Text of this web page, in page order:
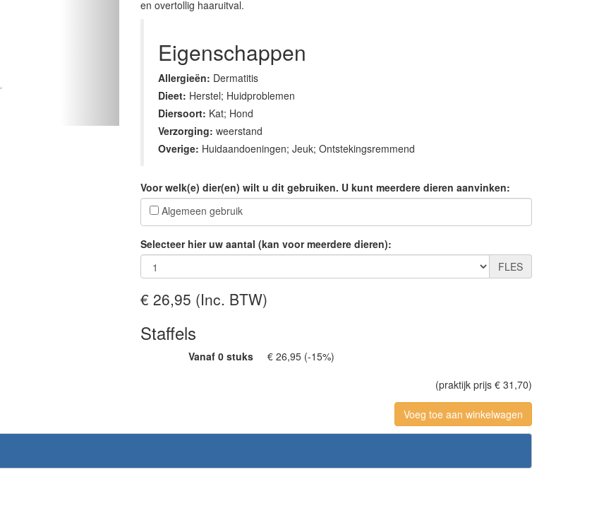
en overtollig haaruitval.
Eigenschappen
Allergieën: Dermatitis
Dieet: Herstel; Huidproblemen
Diersoort: Kat; Hond
Verzorging: weerstand
Overige: Huidaandoeningen; Jeuk; Ontstekingsremmend
Voor welk(e) dier(en) wilt u dit gebruiken. U kunt meerdere dieren aanvinken:
Algemeen gebruik
Selecteer hier uw aantal (kan voor meerdere dieren):
FLES
€ 26,95 (Inc. BTW)
Staffels
Vanaf 0 stuks
€ 26,95 (-15%)
(praktijk prijs € 31,70)